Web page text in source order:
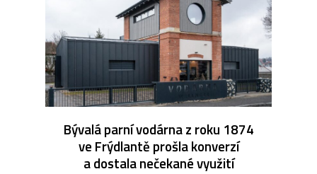
Bývalá parní vodárna z roku 1874
ve Frýdlantě prošla konverzí
a dostala nečekané využití